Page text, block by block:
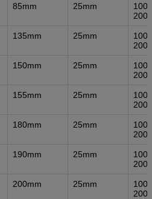
85mm 25mm
135mm 25mm
150mm 25mm
155mm 25mm
180mm 25mm
190mm 25mm
200mm 25mm